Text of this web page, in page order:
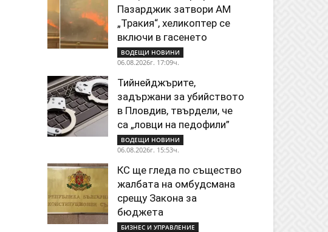
Пазарджик затвори АМ
„Тракия“, хеликоптер се
включи в гасенето
ВОДЕЩИ НОВИНИ
06.08.2026г. 17:09ч.
Тийнейджърите,
задържани за убийството
в Пловдив, твърдели, че
са „ловци на педофили”
ВОДЕЩИ НОВИНИ
06.08.2026г. 15:53ч.
КС ще гледа по същество
жалбата на омбудсмана
срещу Закона за
бюджета
БИЗНЕС И УПРАВЛЕНИЕ